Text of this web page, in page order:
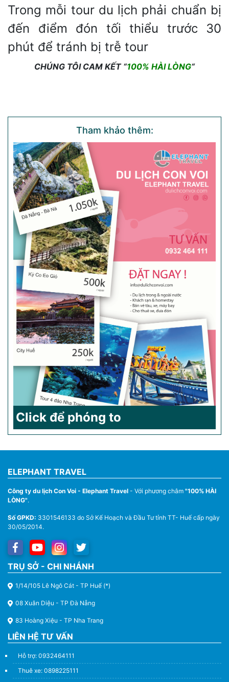
Trong mỗi tour du lịch phải chuẩn bị
đến điểm đón tối thiểu trước 30
phút để tránh bị trễ tour
CHÚNG TÔI CAM KẾT “100% HÀI LÒNG“
Tham khảo thêm:
Click để phóng to
ELEPHANT TRAVEL
Công ty du lịch Con Voi - Elephant Travel - Với phương châm "100% HÀI
LÒNG".
Số GPKD: 3301546133 do Sở Kế Hoạch và Đầu Tư tỉnh TT- Huế cấp ngày
30/05/2014.
TRỤ SỞ - CHI NHÁNH
1/14/105 Lê Ngô Cát - TP Huế (*)
08 Xuân Diệu - TP Đà Nẵng
83 Hoàng Xiệu - TP Nha Trang
LIÊN HỆ TƯ VẤN
Hỗ trợ: 0932464111
Thuê xe: 0898225111